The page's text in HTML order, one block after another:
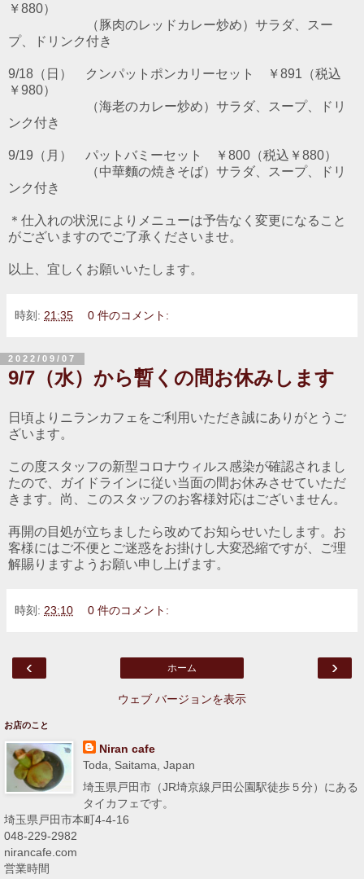
￥880）
（豚肉のレッドカレー炒め）サラダ、スー
プ、ドリンク付き
9/18（日） クンパットポンカリーセット ￥891（税込
￥980）
（海老のカレー炒め）サラダ、スープ、ドリ
ンク付き
9/19（月） パットバミーセット ￥800（税込￥880）
（中華麵の焼きそば）サラダ、スープ、ドリ
ンク付き
＊仕入れの状況によりメニューは予告なく変更になること
がございますのでご了承くださいませ。
以上、宜しくお願いいたします。
時刻: 21:35 0 件のコメント:
2022/09/07
9/7（水）から暫くの間お休みします
日頃よりニランカフェをご利用いただき誠にありがとうご
ざいます。
この度スタッフの新型コロナウィルス感染が確認されまし
たので、ガイドラインに従い当面の間お休みさせていただ
きます。尚、このスタッフのお客様対応はございません。
再開の目処が立ちましたら改めてお知らせいたします。お
客様にはご不便とご迷惑をお掛けし大変恐縮ですが、ご理
解賜りますようお願い申し上げます。
時刻: 23:10 0 件のコメント:
‹ ›
ホーム
ウェブ バージョンを表示
お店のこと
Niran cafe
Toda, Saitama, Japan
埼玉県戸田市（JR埼京線戸田公園駅徒歩５分）にある
タイカフェです。
埼玉県戸田市本町4-4-16
048-229-2982
nirancafe.com
営業時間